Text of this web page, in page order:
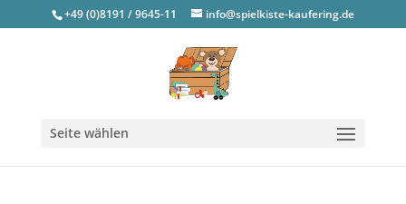
+49 (0)8191 / 9645-11 info@spielkiste-kaufering.de
Seite wählen